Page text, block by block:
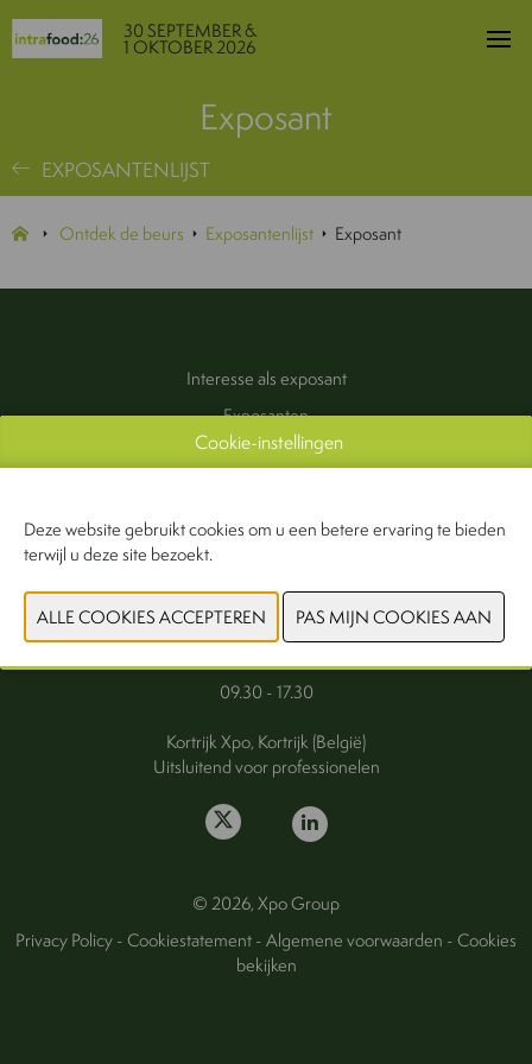
30 SEPTEMBER &
1 OKTOBER 2026
Exposant
EXPOSANTENLIJST
Ontdek de beurs Exposantenlijst Exposant
Interesse als exposant
Exposanten
Praktische informatie
Contact
Woensdag 30 september 2026
Donderdag 1 oktober 2026
09.30 - 17.30
Kortrijk Xpo, Kortrijk (België)
Uitsluitend voor professionelen
© 2026, Xpo Group
Privacy Policy-Cookiestatement-Algemene voorwaarden -Cookies
bekijken
Cookie-instellingen
Deze website gebruikt cookies om u een betere ervaring te bieden
terwijl u deze site bezoekt.